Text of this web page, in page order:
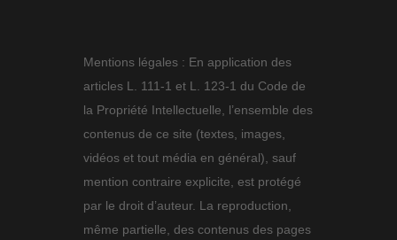
Mentions légales : En application des
articles L. 111-1 et L. 123-1 du Code de
la Propriété Intellectuelle, l’ensemble des
contenus de ce site (textes, images,
vidéos et tout média en général), sauf
mention contraire explicite, est protégé
par le droit d’auteur. La reproduction,
même partielle, des contenus des pages